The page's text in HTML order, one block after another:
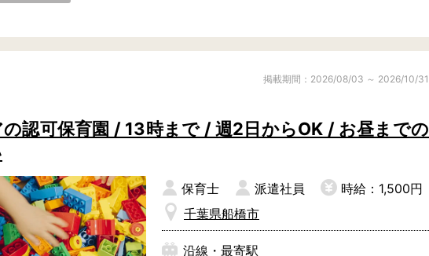
掲載期間：2026/08/03 ～ 2026/10/31
認可保育園 / 13時まで / 週2日からOK / お昼までの
保育士 派遣社員
時給：1,500円
千葉県船橋市
沿線・最寄駅